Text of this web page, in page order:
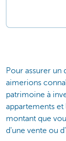
Pour assurer un
aimerions
patrimoine à
appartements et
montant que
d'une vente ou